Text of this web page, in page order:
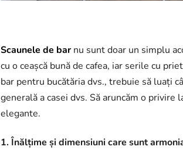
Scaunele de barnu sunt doar un simplu
cu o ceașcă bună de cafea, iar serile cu
bar pentru bucătăria dvs., trebuie să luați
generală a casei dvs. Să aruncăm o privire
elegante.
1. Înălțime și dimensiuni care sunt